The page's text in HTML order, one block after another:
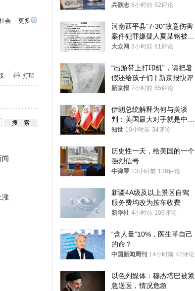
更多开
会
打印
闻
涨
武警最高荣誉
兵器志 8小时前 62评论
河南西平县“7·30”故意伤害
案件犯罪嫌疑人夏某钢被抓
获
大众网 3小时前 61评论
“出游带上打印机”，请把暑
假还给孩子们 | 新京报快评
新京报 7小时前 65评论
伊朗总统解释为何与美谈
判：美国最大对手就是中
国，但他们也在对话
知世 10小时前 34评论
历史性一天，给美国的一个
强烈信号
牛弹琴 13小时前 136评论
新疆4A级及以上景区自驾
服务费均改为按车收费
新华社 4小时前 109评论
“含人量”10%，医生革自己
的命？
中国新闻周刊 14小时前 42评论
以色列媒体：穆杰塔巴被紧
急送医，情况危急